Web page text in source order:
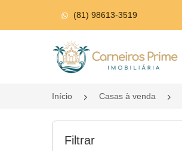
(81) 98613-3519
Página inicial
Início Casas à venda
Filtrar